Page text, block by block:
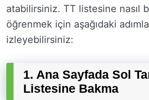
atabilirsiniz. TT listesine nasıl
öğrenmek için aşağıdaki
izleyebilirsiniz:
1. Ana Sayfada Sol
Listesine Bakma